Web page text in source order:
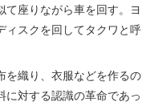
座りながら車を回す。ヨ
ィスクを回してタクワと呼
を織り、衣服などを作るの
対する認識の革命であっ